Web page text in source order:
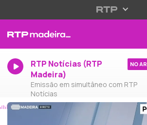
RTP Notícias (RTP
Madeira)
Emissão em simultâneo com RTP
Notícias
NO AR